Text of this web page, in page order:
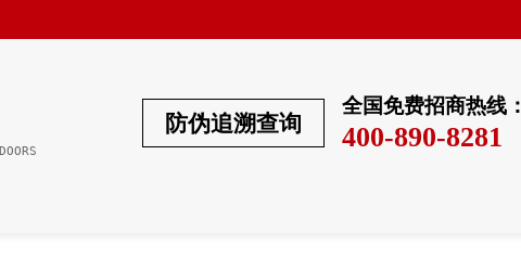
全国免费招商热线：
400-890-8281
防伪追溯查询